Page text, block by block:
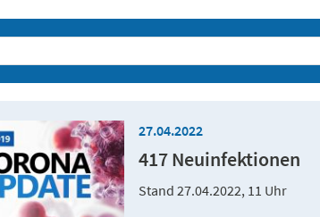
27.04.2022
417 Neuinfektionen
Stand 27.04.2022, 11 Uhr